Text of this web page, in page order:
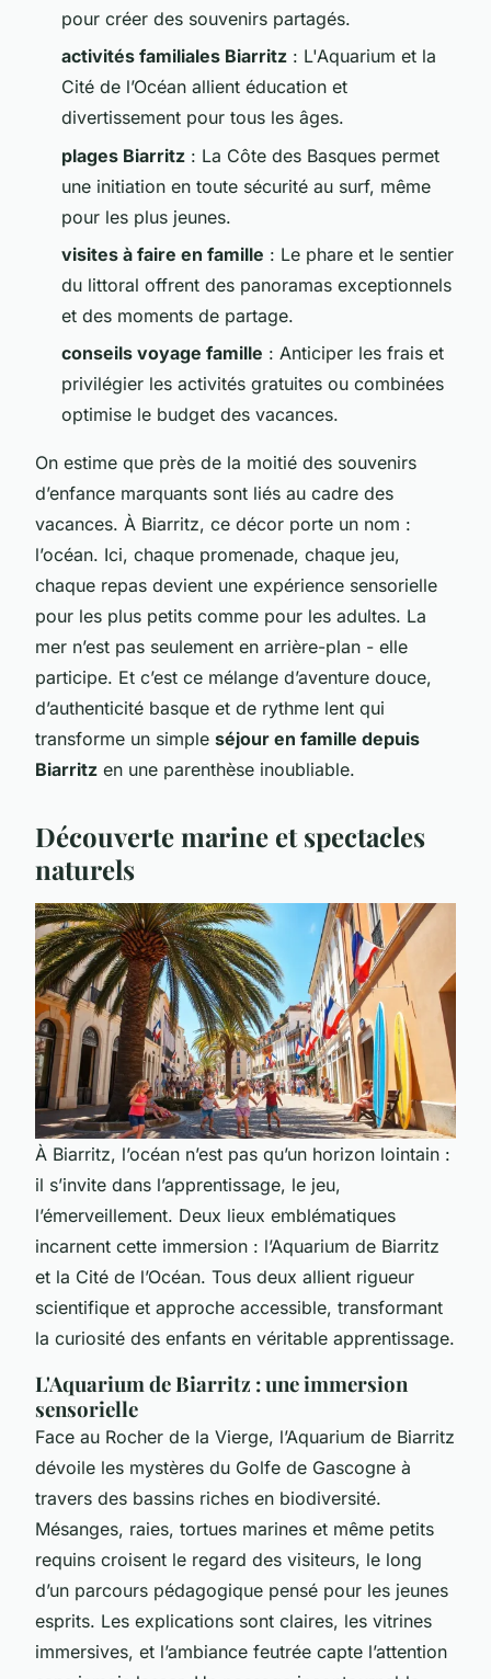
pour créer des souvenirs partagés.
activités familiales Biarritz : L'Aquarium et la
Cité de l’Océan allient éducation et
divertissement pour tous les âges.
plages Biarritz : La Côte des Basques permet
une initiation en toute sécurité au surf, même
pour les plus jeunes.
visites à faire en famille : Le phare et le sentier
du littoral offrent des panoramas exceptionnels
et des moments de partage.
conseils voyage famille : Anticiper les frais et
privilégier les activités gratuites ou combinées
optimise le budget des vacances.
On estime que près de la moitié des souvenirs
d’enfance marquants sont liés au cadre des
vacances. À Biarritz, ce décor porte un nom :
l’océan. Ici, chaque promenade, chaque jeu,
chaque repas devient une expérience sensorielle
pour les plus petits comme pour les adultes. La
mer n’est pas seulement en arrière-plan - elle
participe. Et c’est ce mélange d’aventure douce,
d’authenticité basque et de rythme lent qui
transforme un simple séjour en famille depuis
Biarritz en une parenthèse inoubliable.
Découverte marine et spectacles
naturels
À Biarritz, l’océan n’est pas qu’un horizon lointain :
il s’invite dans l’apprentissage, le jeu,
l’émerveillement. Deux lieux emblématiques
incarnent cette immersion : l’Aquarium de Biarritz
et la Cité de l’Océan. Tous deux allient rigueur
scientifique et approche accessible, transformant
la curiosité des enfants en véritable apprentissage.
L'Aquarium de Biarritz : une immersion
sensorielle
Face au Rocher de la Vierge, l’Aquarium de Biarritz
dévoile les mystères du Golfe de Gascogne à
travers des bassins riches en biodiversité.
Mésanges, raies, tortues marines et même petits
requins croisent le regard des visiteurs, le long
d’un parcours pédagogique pensé pour les jeunes
esprits. Les explications sont claires, les vitrines
immersives, et l’ambiance feutrée capte l’attention